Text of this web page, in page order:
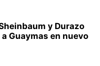
y Durazo
Guaymas en nuevo